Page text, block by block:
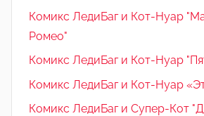
Комикс ЛедиБаг и Кот-Нуар
Ромео"
Комикс ЛедиБаг и Кот-Нуар
Комикс ЛедиБаг и Кот-Нуар
Комикс ЛедиБаг и Супер-Кот